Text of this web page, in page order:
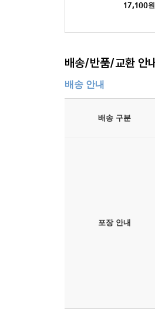
17,100원
배송/반품/교환 안
배송 안내
배송 구분
포장 안내